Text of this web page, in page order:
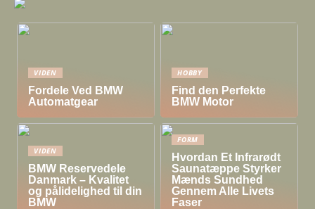
VIDEN
Fordele Ved BMW
Automatgear
HOBBY
Find den Perfekte
BMW Motor
VIDEN
BMW Reservedele
Danmark – Kvalitet
og pålidelighed til din
BMW
FORM
Hvordan Et Infrarødt
Saunatæppe Styrker
Mænds Sundhed
Gennem Alle Livets
Faser